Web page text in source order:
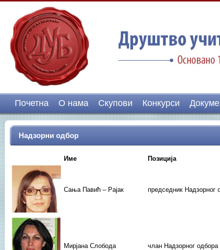
Почетна О нама Скупови Конкурси
Надзорни одбор
Име Позиција
Сања Павић – Рајак председник Надзорног
Мирјана Слобода члан Надзорног